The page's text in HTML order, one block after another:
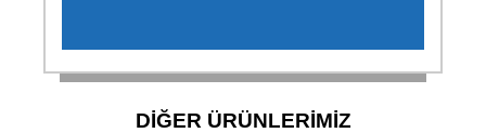
DİĞER ÜRÜNLERİMİZ